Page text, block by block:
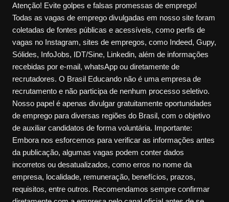
Atenção! Evite golpes e falsas promessas de emprego!
Todas as vagas de emprego divulgadas em nosso site foram
coletadas de fontes públicas e acessíveis, como perfis de
vagas no Instagram, sites de empregos, como Indeed, Gupy,
Sólides, InfoJobs, IDT/Sine, Linkedin, além de informações
recebidas por e-mail, whatsApp ou diretamente de
recrutadores. O Brasil Educando não é uma empresa de
recrutamento e não participa de nenhum processo seletivo.
Nosso papel é apenas divulgar gratuitamente oportunidades
de emprego para diversas regiões do Brasil, com o objetivo
de auxiliar candidatos de forma voluntária. Importante:
Embora nos esforcemos para verificar as informações antes
da publicação, algumas vagas podem conter dados
incorretos ou desatualizados, como erros no nome da
empresa, localidade, remuneração, benefícios, prazos,
requisitos, entre outros. Recomendamos sempre confirmar